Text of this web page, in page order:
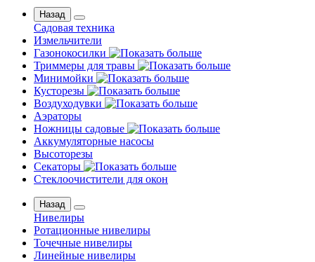
Назад
Садовая техника
Измельчители
Газонокосилки
Триммеры для травы
Минимойки
Кусторезы
Воздуходувки
Аэраторы
Ножницы садовые
Аккумуляторные насосы
Высоторезы
Секаторы
Стеклоочистители для окон
Назад
Нивелиры
Ротационные нивелиры
Точечные нивелиры
Линейные нивелиры